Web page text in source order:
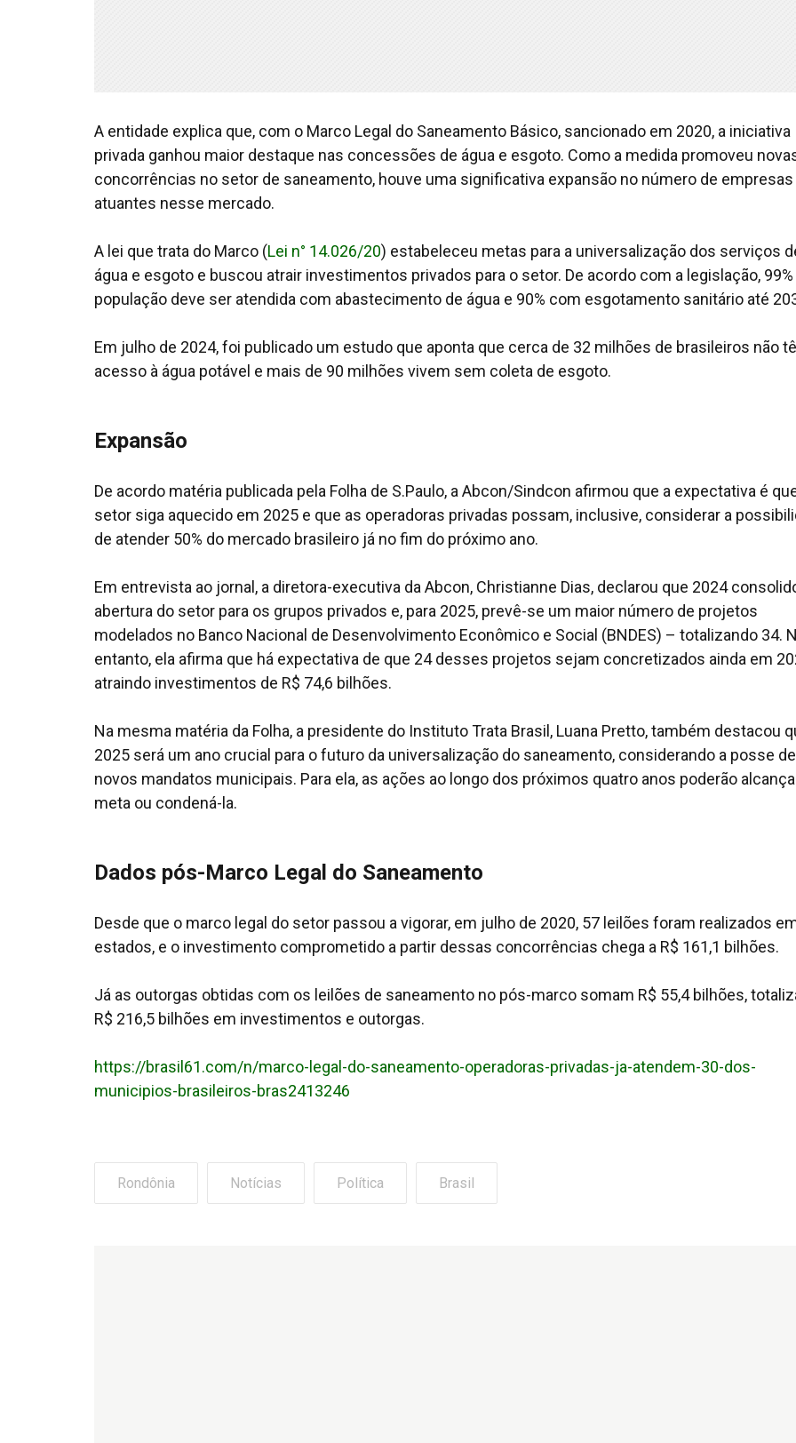
A entidade explica que, com o Marco Legal do Saneamento Básico, sancionado em 2020, a iniciativa
privada ganhou maior destaque nas concessões de água e esgoto. Como a medida promoveu
concorrências no setor de saneamento, houve uma significativa expansão no número de empresas
atuantes nesse mercado.
A lei que trata do Marco (Lei n° 14.026/20) estabeleceu metas para a universalização dos serviços
água e esgoto e buscou atrair investimentos privados para o setor. De acordo com a legislação, 99%
população deve ser atendida com abastecimento de água e 90% com esgotamento sanitário até
Em julho de 2024, foi publicado um estudo que aponta que cerca de 32 milhões de brasileiros não
acesso à água potável e mais de 90 milhões vivem sem coleta de esgoto.
Expansão
De acordo matéria publicada pela Folha de S.Paulo, a Abcon/Sindcon afirmou que a expectativa é
setor siga aquecido em 2025 e que as operadoras privadas possam, inclusive, considerar a
de atender 50% do mercado brasileiro já no fim do próximo ano.
Em entrevista ao jornal , a diretora-executiva da Abcon, Christianne Dias, declarou que 2024
abertura do setor para os grupos privados e, para 2025, prevê-se um maior número de projetos
modelados no Banco Nacional de Desenvolvimento Econômico e Social (BNDES) – totalizando 34.
entanto, ela afirma que há expectativa de que 24 desses projetos sejam concretizados ainda em
atraindo investimentos de R$ 74,6 bilhões.
Na mesma matéria da Folha, a presidente do Instituto Trata Brasil, Luana Pretto, também destacou
2025 será um ano crucial para o futuro da universalização do saneamento, considerando a posse de
novos mandatos municipais. Para ela, as ações ao longo dos próximos quatro anos poderão
meta ou condená-la.
Dados pós-Marco Legal do Saneamento
Desde que o marco legal do setor passou a vigorar, em julho de 2020, 57 leilões foram realizados
estados, e o investimento comprometido a partir dessas concorrências chega a R$ 161,1 bilhões.
Já as outorgas obtidas com os leilões de saneamento no pós-marco somam R$ 55,4 bilhões,
R$ 216,5 bilhões em investimentos e outorgas.
https://brasil61.com/n/marco-legal-do-saneamento-operadoras-privadas-ja-atendem-30-dos-
municipios-brasileiros-bras2413246
Rondônia Notícias Política Brasil